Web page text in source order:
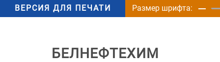
ВЕРСИЯ ДЛЯ ПЕЧАТИ Размер шрифта:
БЕЛНЕФТЕХИМ